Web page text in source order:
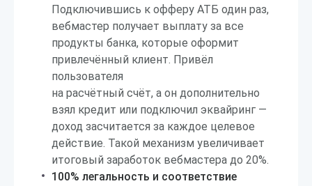
Подключившись к офферу АТБ один раз,
вебмастер получает выплату за все
продукты банка, которые оформит
привлечённый клиент. Привёл
пользователя
на расчётный счёт, а он дополнительно
взял кредит или подключил эквайринг —
доход засчитается за каждое целевое
действие. Такой механизм увеличивает
итоговый заработок вебмастера до 20%.
100% легальность и соответствие